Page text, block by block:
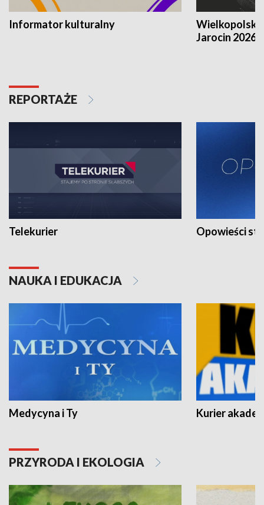
Informator kulturalny
Jarocin 2026
REPORTAŻE
Telekurier Opowieści
NAUKA I EDUKACJA
Medycyna i Ty Kurier
PRZYRODA I EKOLOGIA